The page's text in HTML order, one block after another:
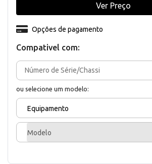
Compativel com:
ou selecione um modelo:
Equipamento
Modelo
Opções de pagamento
Ver Preço